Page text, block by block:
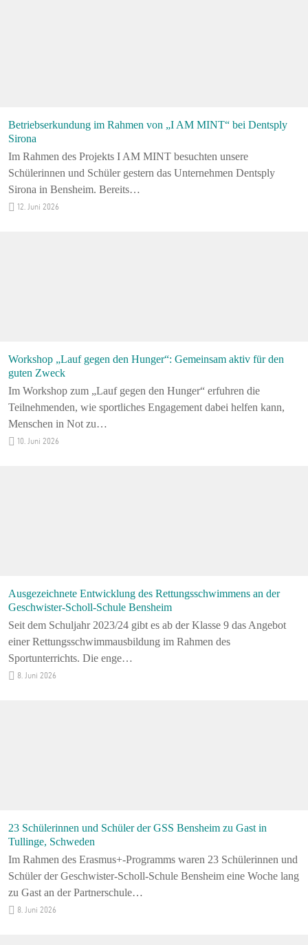
Betriebserkundung im Rahmen von „I AM MINT“ bei Dentsply
Sirona
Im Rahmen des Projekts I AM MINT besuchten unsere
Schülerinnen und Schüler gestern das Unternehmen Dentsply
Sirona in Bensheim. Bereits…
12. Juni 2026
Workshop „Lauf gegen den Hunger“: Gemeinsam aktiv für den
guten Zweck
Im Workshop zum „Lauf gegen den Hunger“ erfuhren die
Teilnehmenden, wie sportliches Engagement dabei helfen kann,
Menschen in Not zu…
10. Juni 2026
Ausgezeichnete Entwicklung des Rettungsschwimmens an der
Geschwister-Scholl-Schule Bensheim
Seit dem Schuljahr 2023/24 gibt es ab der Klasse 9 das Angebot
einer Rettungsschwimmausbildung im Rahmen des
Sportunterrichts. Die enge…
8. Juni 2026
23 Schülerinnen und Schüler der GSS Bensheim zu Gast in
Tullinge, Schweden
Im Rahmen des Erasmus+-Programms waren 23 Schülerinnen und
Schüler der Geschwister-Scholl-Schule Bensheim eine Woche lang
zu Gast an der Partnerschule…
8. Juni 2026